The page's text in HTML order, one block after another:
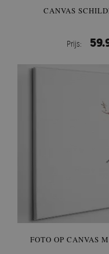
CANVAS
Prijs:
FOTO OP CANVAS